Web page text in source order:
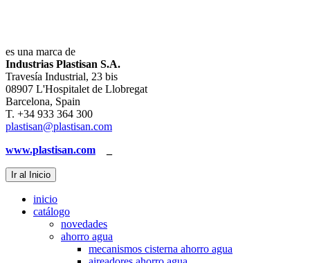
es una marca de
Industrias Plastisan S.A.
Travesía Industrial, 23 bis
08907 L'Hospitalet de Llobregat
Barcelona, Spain
T. +34 933 364 300
plastisan@plastisan.com
www.plastisan.com
Ir al Inicio
inicio
catálogo
novedades
ahorro agua
mecanismos cisterna ahorro agua